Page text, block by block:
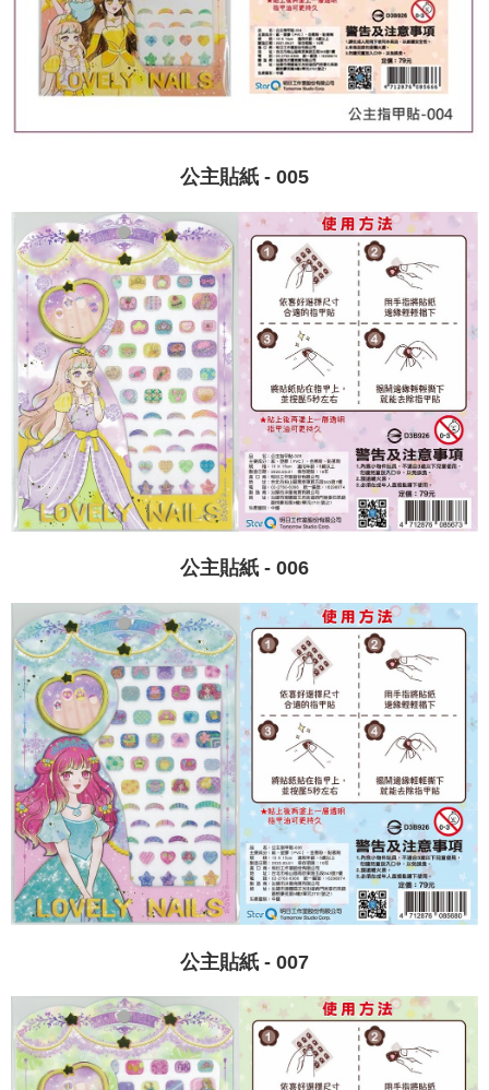
公主貼紙 - 005
公主貼紙 - 006
公主貼紙 - 007